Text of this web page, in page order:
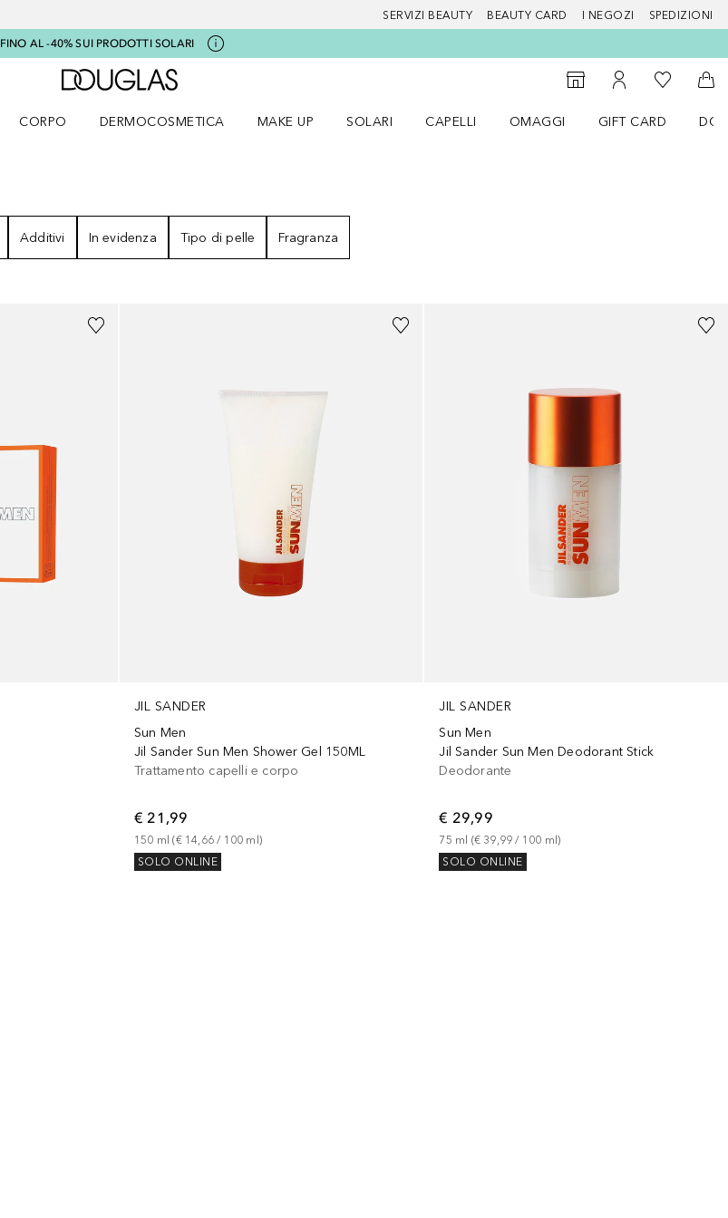
SERVIZI BEAUTY BEAUTY CARD I NEGOZI SPEDIZIONI
FINO AL -40% SUI PRODOTTI SOLARI
A Douglas Home
StorefinderAl Mio Account
Alla Mia
Al
CORPO
DERMOCOSMETICA
MAKE UP
SOLARI
CAPELLI
OMAGGI
GIFT CARD
Additivi In evidenza Tipo di pelle Fragranza
JIL SANDER
Sun Men
Jil Sander Sun Men Shower Gel 150ML
Trattamento capelli e corpo
€ 21,99
150 ml (€ 14,66 / 100 ml )
SOLO ONLINE
JIL SANDER
Sun Men
Jil Sander Sun Men Deodorant Stick
Deodorante
€ 29,99
75 ml (€ 39,99 / 100 ml)
SOLO ONLINE